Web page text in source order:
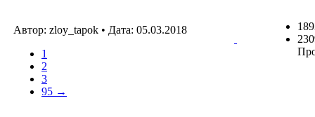
Автор: zloy_tapok • Дата: 05.03.2018
1
2
3
95 →